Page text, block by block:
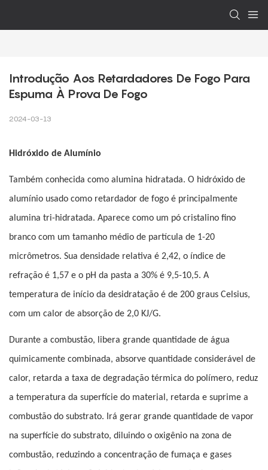
Introdução Aos Retardadores De Fogo Para
Espuma À Prova De Fogo
2024-03-13
Hidróxido de Alumínio
Também conhecida como alumina hidratada. O hidróxido de
alumínio usado como retardador de fogo é principalmente
alumina tri-hidratada. Aparece como um pó cristalino fino
branco com um tamanho médio de partícula de 1-20
micrômetros. Sua densidade relativa é 2,42, o índice de
refração é 1,57 e o pH da pasta a 30% é 9,5-10,5. A
temperatura de início da desidratação é de 200 graus Celsius,
com um calor de absorção de 2,0 KJ/G.
Durante a combustão, libera grande quantidade de água
quimicamente combinada, absorve quantidade considerável de
calor, retarda a taxa de degradação térmica do polímero, reduz
a temperatura da superfície do material, retarda e suprime a
combustão do substrato. Irá gerar grande quantidade de vapor
na superfície do substrato, diluindo o oxigênio na zona de
combustão, reduzindo a concentração de fumaça e gases